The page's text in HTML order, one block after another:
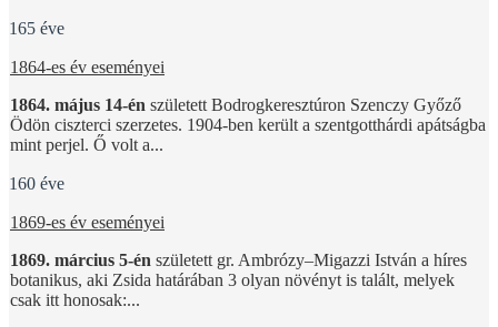
165 éve
1864-es év eseményei
1864. május 14-én született Bodrogkeresztúron Szenczy Győző
Ödön ciszterci szerzetes. 1904-ben került a szentgotthárdi apátságba
mint perjel. Ő volt a...
160 éve
1869-es év eseményei
1869. március 5-én született gr. Ambrózy–Migazzi István a híres
botanikus, aki Zsida határában 3 olyan növényt is talált, melyek
csak itt honosak:...